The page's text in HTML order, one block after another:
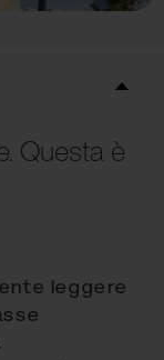
Questa è
leggere